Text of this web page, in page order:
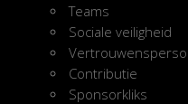
Teams
Sociale veiligheid
Contributie
Sponsorkliks